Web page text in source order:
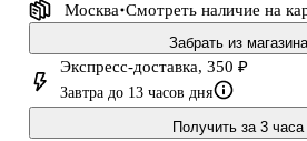
модель человека в рамках тибетского
её для углубления собственной
Москва Смотреть наличие на
Забрать из магазина
Экспресс-доставка, 350 ₽
Завтра до 13 часов дня
Получить за 3 часа